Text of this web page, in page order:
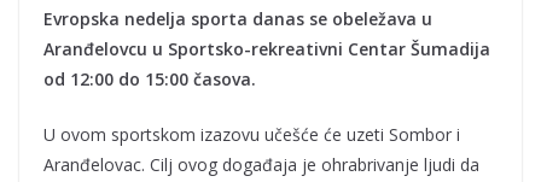
Evropska nedelja sporta danas se obeležava u
Aranđelovcu u Sportsko-rekreativni Centar Šumadija
od 12:00 do 15:00 časova.
U ovom sportskom izazovu učešće će uzeti Sombor i
Aranđelovac. Cilj ovog događaja je ohrabrivanje ljudi da